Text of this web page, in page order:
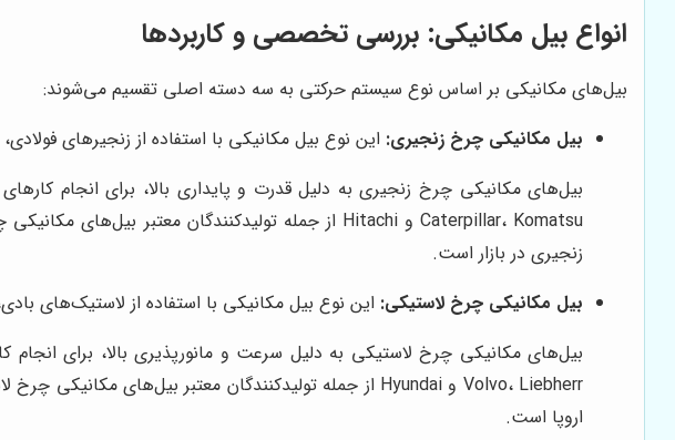
انواع بیل مکانیکی: بررسی تخصصی و کاربردها
بیل‌های مکانیکی بر اساس نوع سیستم حرکتی به سه دسته اصلی تقسیم می‌شوند:
بیل مکانیکی چرخ زنجیری: این نوع بیل مکانیکی با استفاده از زنجیرهای
بیل‌های مکانیکی چرخ زنجیری به دلیل قدرت و پایداری بالا، برای انجام
زنجیری در بازار است.
بیل مکانیکی چرخ لاستیکی: این نوع بیل مکانیکی با استفاده از لاستیک‌های
بیل‌های مکانیکی چرخ لاستیکی به دلیل سرعت و مانورپذیری بالا، برای
اروپا است.